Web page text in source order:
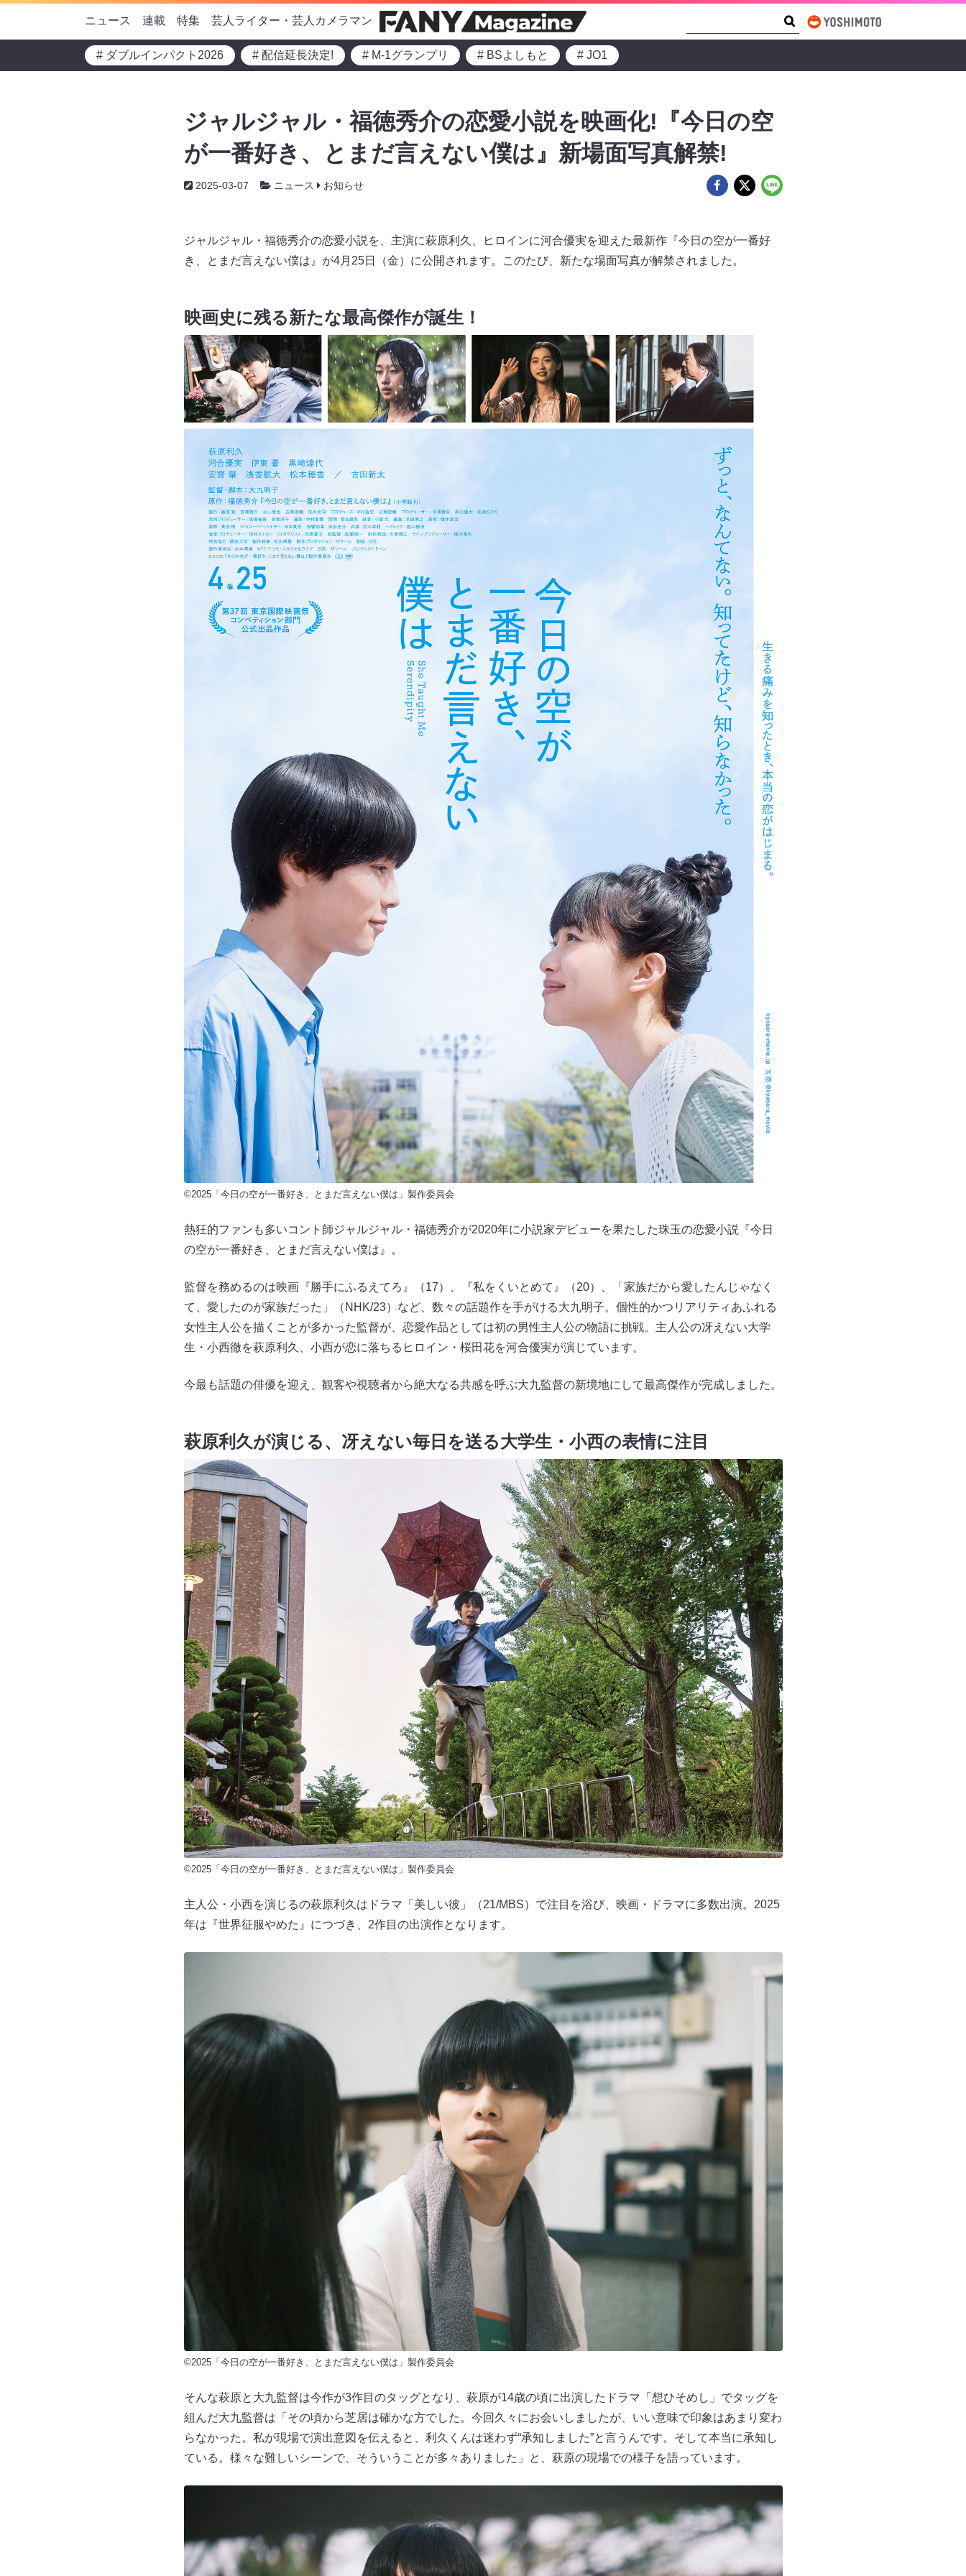
ニュース 連載 特集 芸人ライター・芸人カメラマン
# ダブルインパクト2026 # 配信延長決定! # M-1グランプリ # BSよしもと # JO1
ジャルジャル・福徳秀介の恋愛小説を映画化!『今日の空
が一番好き、とまだ言えない僕は』新場面写真解禁!
2025-03-07 ニュース お知らせ
ジャルジャル・福徳秀介の恋愛小説を、主演に萩原利久、ヒロインに河合優実を迎えた最新作『今日の空が一番好
き、とまだ言えない僕は』が4月25日（金）に公開されます。このたび、新たな場面写真が解禁されました。
映画史に残る新たな最高傑作が誕生！
©2025「今日の空が一番好き、とまだ言えない僕は」製作委員会
熱狂的ファンも多いコント師ジャルジャル・福徳秀介が2020年に小説家デビューを果たした珠玉の恋愛小説『今日
の空が一番好き、とまだ言えない僕は』。
監督を務めるのは映画『勝手にふるえてろ』（17）、『私をくいとめて』（20）、「家族だから愛したんじゃなく
て、愛したのが家族だった」（NHK/23）など、数々の話題作を手がける大九明子。個性的かつリアリティあふれる
女性主人公を描くことが多かった監督が、恋愛作品としては初の男性主人公の物語に挑戦。主人公の冴えない大学
生・小西徹を萩原利久、小西が恋に落ちるヒロイン・桜田花を河合優実が演じています。
今最も話題の俳優を迎え、観客や視聴者から絶大なる共感を呼ぶ大九監督の新境地にして最高傑作が完成しました。
萩原利久が演じる、冴えない毎日を送る大学生・小西の表情に注目
©2025「今日の空が一番好き、とまだ言えない僕は」製作委員会
主人公・小西を演じるの萩原利久はドラマ「美しい彼」（21/MBS）で注目を浴び、映画・ドラマに多数出演。2025
年は『世界征服やめた』につづき、2作目の出演作となります。
©2025「今日の空が一番好き、とまだ言えない僕は」製作委員会
そんな萩原と大九監督は今作が3作目のタッグとなり、萩原が14歳の頃に出演したドラマ「想ひそめし」でタッグを
組んだ大九監督は「その頃から芝居は確かな方でした。今回久々にお会いしましたが、いい意味で印象はあまり変わ
らなかった。私が現場で演出意図を伝えると、利久くんは迷わず“承知しました”と言うんです。そして本当に承知し
ている。様々な難しいシーンで、そういうことが多々ありました」と、萩原の現場での様子を語っています。